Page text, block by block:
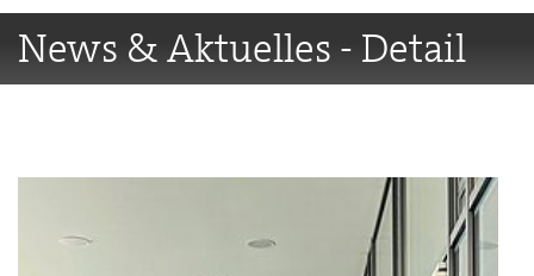
News & Aktuelles - Detail